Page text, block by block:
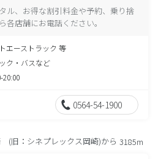
ル、お得な割引料金や予約、乗り捨
各店舗にお電話ください。
エーストラック 等
ク・バスなど
20:00
0564-54-1900
(旧：シネプレックス岡崎)から 3185m